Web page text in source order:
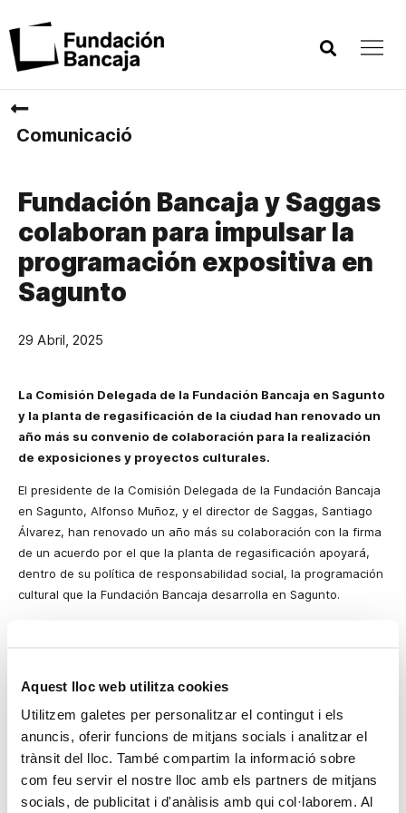
Aquest lloc web utilitza cookies
Utilitzem galetes per personalitzar el contingut i els
anuncis, oferir funcions de mitjans socials i analitzar el
trànsit del lloc. També compartim la informació sobre
com feu servir el nostre lloc amb els partners de mitjans
socials, de publicitat i d'anàlisis amb qui col·laborem. Al
Comunicació
Fundación Bancaja y Saggas
colaboran para impulsar la
programación expositiva en
Sagunto
29 Abril, 2025
La Comisión Delegada de la Fundación Bancaja en Sagunto
y la planta de regasificación de la ciudad han renovado un
año más su convenio de colaboración para la realización
de exposiciones y proyectos culturales.
El presidente de la Comisión Delegada de la Fundación Bancaja
en Sagunto, Alfonso Muñoz, y el director de Saggas, Santiago
Álvarez, han renovado un año más su colaboración con la firma
de un acuerdo por el que la planta de regasificación apoyará,
dentro de su política de responsabilidad social, la programación
cultural que la Fundación Bancaja desarrolla en Sagunto.
puesta en marcha de visitas comentadas, la edición de
catálogos y el apoyo a las iniciativas de mediación cultural y
artística que permiten acercar el arte a colectivos como
escolares y personas mayores del Camp de Morvedre.
El próximo 29 de abril abrirá sus puertas la primera muestra
vinculada a este convenio:Alquimia del alma, de Marco Antonio